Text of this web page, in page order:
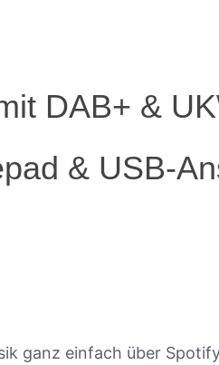
DAB+ &
& USB-
ganz einfach über